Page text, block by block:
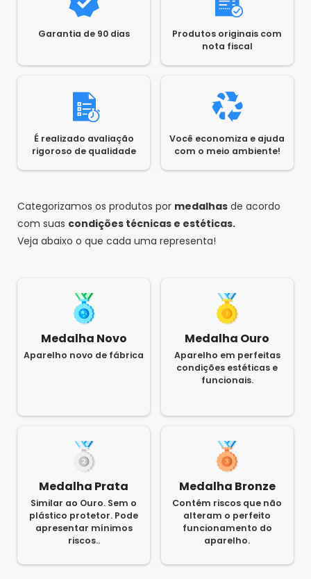
Garantia de 90 dias
Produtos originais com
nota fiscal
É realizado avaliação
rigoroso de qualidade
Você economiza e ajuda
com o meio ambiente!
Categorizamos os produtos por medalhas de acordo
com suas condições técnicas e estéticas.
Veja abaixo o que cada uma representa!
Medalha Novo
Aparelho novo de fábrica
Medalha Ouro
Aparelho em perfeitas
condições estéticas e
funcionais.
Medalha Prata
Similar ao Ouro. Sem o
plástico protetor. Pode
apresentar mínimos
riscos..
Medalha Bronze
Contém riscos que não
alteram o perfeito
funcionamento do
aparelho.